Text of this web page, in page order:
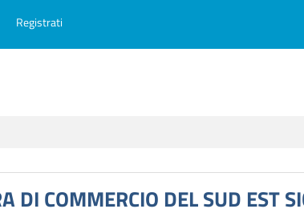
Registrati
DI COMMERCIO DEL SUD EST